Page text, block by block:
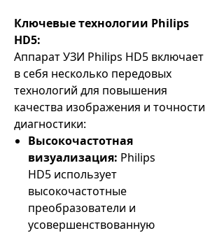
Ключевые технологии Philips
HD5:
Аппарат УЗИ Philips HD5 включает
в себя несколько передовых
технологий для повышения
качества изображения и точности
диагностики:
Высокочастотная
визуализация: Philips
HD5 использует
высокочастотные
преобразователи и
усовершенствованную